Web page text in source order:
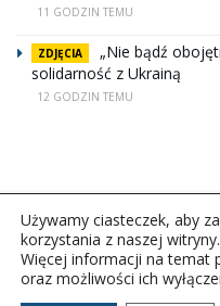
11 GODZIN TEMU
ZDJĘCIA
„Nie bądź
solidarność z Ukrainą
12 GODZIN TEMU
Copyright © 2026Polskie
Używamy ciasteczek, aby
korzystania z naszej witryny.
Więcej informacji na temat
oraz możliwości ich